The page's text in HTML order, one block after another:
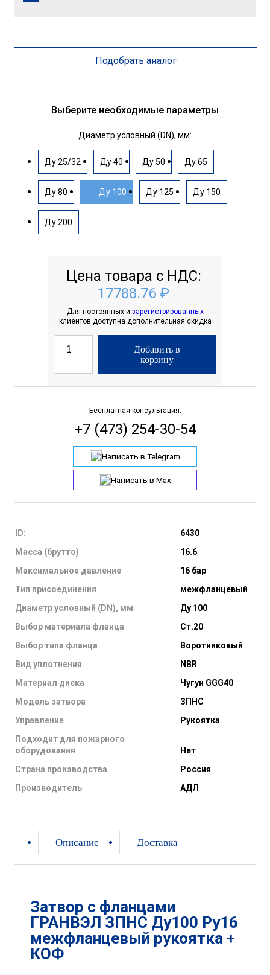
Подобрать аналог
ID:
6430
Масса (брутто)
16.6
Максимальное давление
16 бар
Тип присоединения
межфланцевый
Диаметр условный (DN), мм
Ду 100
Выбор материала фланца
Ст.20
Выбор типа фланца
Воротниковый
Вид уплотнения
NBR
Материал диска
Чугун GGG40
Модель затвора
ЗПНС
Управление
Рукоятка
Подходит для пожарного
оборудования
Нет
Страна производства
Россия
Производитель
АДЛ
Выберите необходимые параметры
Диаметр условный (DN), мм:
Ду 25/32 Ду 40 Ду 50 Ду 65
Ду 80 Ду 100 Ду 125 Ду 150
Ду 200
Цена товара с НДС:
17788.76 ₽
Для постоянных и зарегистрированных
клиентов доступна дополнительная скидка
Добавить в
корзину
Бесплатная консультация:
+7 (473) 254-30-54
Написать в Telegram
Написать в Max
Описание Доставка
Затвор с фланцами
ГРАНВЭЛ ЗПНС Ду100 Ру16
межфланцевый рукоятка +
КОФ